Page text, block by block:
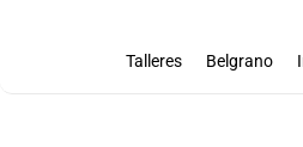
Talleres Belgrano